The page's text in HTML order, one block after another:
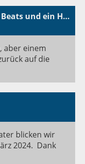
FitNight 2025: Schweissperlen, Beats und ein Hauch von Muskelkater
aber einem
auf die
blicken wir
2024. Dank